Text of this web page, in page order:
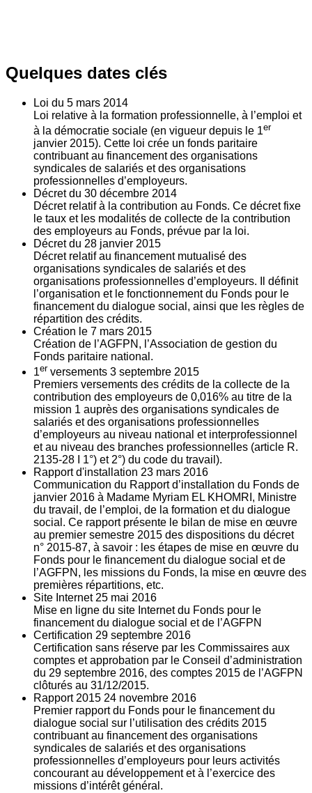
Quelques dates clés
Loi du 5 mars 2014
Loi relative à la formation professionnelle, à l’emploi et
à la démocratie sociale (en vigueur depuis le 1er
janvier 2015). Cette loi crée un fonds paritaire
contribuant au financement des organisations
syndicales de salariés et des organisations
professionnelles d’employeurs.
Décret du 30 décembre 2014
Décret relatif à la contribution au Fonds. Ce décret fixe
le taux et les modalités de collecte de la contribution
des employeurs au Fonds, prévue par la loi.
Décret du 28 janvier 2015
Décret relatif au financement mutualisé des
organisations syndicales de salariés et des
organisations professionnelles d’employeurs. Il définit
l’organisation et le fonctionnement du Fonds pour le
financement du dialogue social, ainsi que les règles de
répartition des crédits.
Création le 7 mars 2015
Création de l’AGFPN, l’Association de gestion du
Fonds paritaire national.
1er versements 3 septembre 2015
Premiers versements des crédits de la collecte de la
contribution des employeurs de 0,016% au titre de la
mission 1 auprès des organisations syndicales de
salariés et des organisations professionnelles
d’employeurs au niveau national et interprofessionnel
et au niveau des branches professionnelles (article R.
2135‐28 I 1°) et 2°) du code du travail).
Rapport d'installation 23 mars 2016
Communication du Rapport d’installation du Fonds de
janvier 2016 à Madame Myriam EL KHOMRI, Ministre
du travail, de l’emploi, de la formation et du dialogue
social. Ce rapport présente le bilan de mise en œuvre
au premier semestre 2015 des dispositions du décret
n° 2015-87, à savoir : les étapes de mise en œuvre du
Fonds pour le financement du dialogue social et de
l’AGFPN, les missions du Fonds, la mise en œuvre des
premières répartitions, etc.
Site Internet 25 mai 2016
Mise en ligne du site Internet du Fonds pour le
financement du dialogue social et de l’AGFPN
Certification 29 septembre 2016
Certification sans réserve par les Commissaires aux
comptes et approbation par le Conseil d’administration
du 29 septembre 2016, des comptes 2015 de l’AGFPN
clôturés au 31/12/2015.
Rapport 2015 24 novembre 2016
Premier rapport du Fonds pour le financement du
dialogue social sur l’utilisation des crédits 2015
contribuant au financement des organisations
syndicales de salariés et des organisations
professionnelles d’employeurs pour leurs activités
concourant au développement et à l’exercice des
missions d’intérêt général.